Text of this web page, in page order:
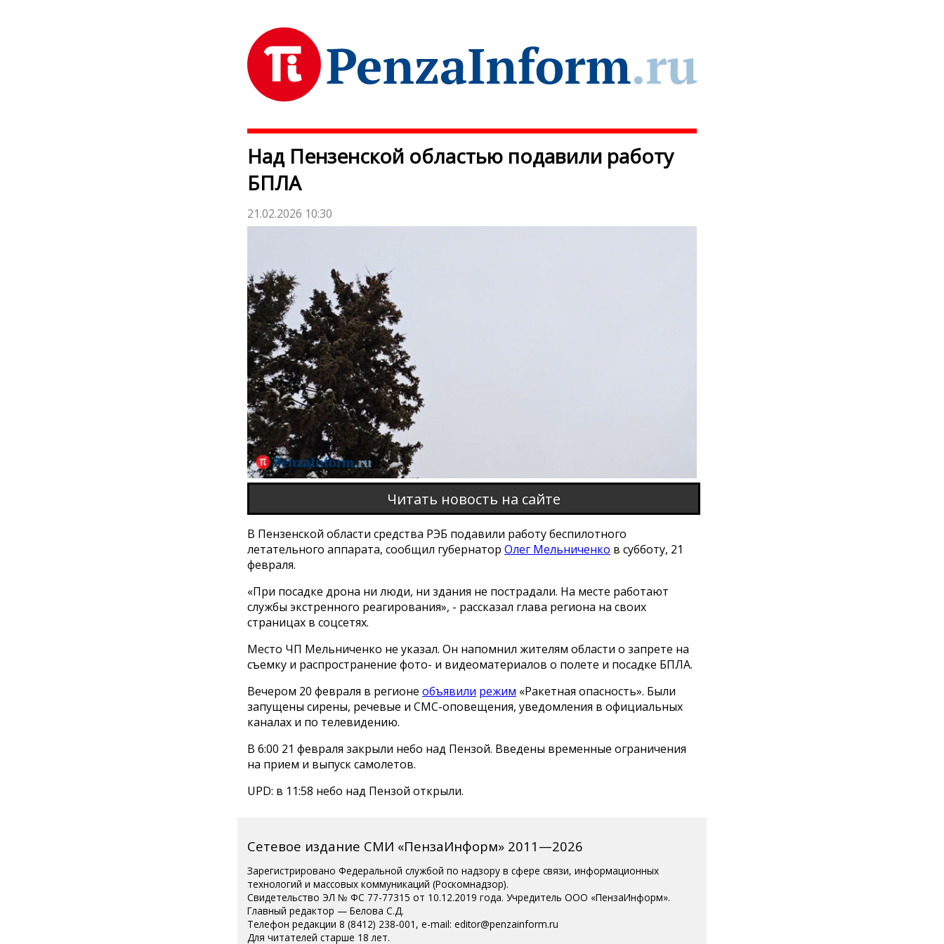
Над Пензенской областью подавили работу
БПЛА
21.02.2026 10:30
Читать новость на сайте
В Пензенской области средства РЭБ подавили работу беспилотного
летательного аппарата, сообщил губернатор Олег Мельниченко в субботу, 21
февраля.
«При посадке дрона ни люди, ни здания не пострадали. На месте работают
службы экстренного реагирования», - рассказал глава региона на своих
страницах в соцсетях.
Место ЧП Мельниченко не указал. Он напомнил жителям области о запрете на
съемку и распространение фото- и видеоматериалов о полете и посадке БПЛА.
Вечером 20 февраля в регионе объявили режим «Ракетная опасность». Были
запущены сирены, речевые и СМС-оповещения, уведомления в официальных
каналах и по телевидению.
В 6:00 21 февраля закрыли небо над Пензой. Введены временные ограничения
на прием и выпуск самолетов.
UPD: в 11:58 небо над Пензой открыли.
Сетевое издание СМИ «ПензаИнформ» 2011—2026
Зарегистрировано Федеральной службой по надзору в сфере связи, информационных
технологий и массовых коммуникаций (Роскомнадзор).
Свидетельство ЭЛ № ФС 77-77315 от 10.12.2019 года. Учредитель ООО «ПензаИнформ».
Главный редактор — Белова С.Д.
Телефон редакции 8 (8412) 238-001, e-mail: editor@penzainform.ru
Для читателей старше 18 лет.